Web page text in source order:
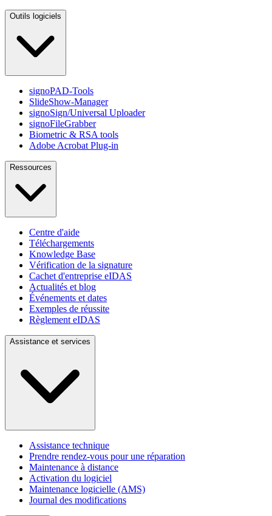
Outils logiciels
signoPAD-Tools
SlideShow-Manager
signoSign/Universal Uploader
signoFileGrabber
Biometric & RSA tools
Adobe Acrobat Plug-in
Ressources
Centre d'aide
Téléchargements
Knowledge Base
Vérification de la signature
Cachet d'entreprise eIDAS
Actualités et blog
Événements et dates
Exemples de réussite
Règlement eIDAS
Assistance et services
Assistance technique
Prendre rendez-vous pour une réparation
Maintenance à distance
Activation du logiciel
Maintenance logicielle (AMS)
Journal des modifications